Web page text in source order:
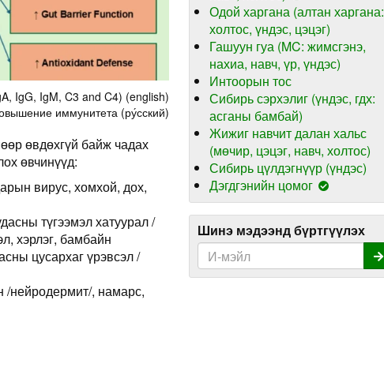
IgG, IgM, C3 and C4) (english)
иммунитета (ру́сский)
өвдөхгүй байж чадах
өвчинүүд:
вирус, хомхой, дох,
түгээмэл хатуурал /
хэрлэг, бамбайн
цусархаг үрэвсэл /
/нейродермит/, намарс,
Одой харгана (алтан харгана:
холтос, үндэс, цэцэг)
Гашуун гуа (MC: жимсгэнэ,
нахиа, навч, үр, үндэс)
Интоорын тос
Сибирь сэрхэлиг (үндэс, гдх:
асганы бамбай)
Жижиг навчит далан хальс
(мөчир, цэцэг, навч, холтос)
Сибирь цүлдэгнүүр (үндэс)
Дэгдгэнийн цомог
Шинэ мэдээнд бүртгүүлэх